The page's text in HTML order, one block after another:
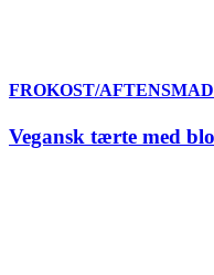
FROKOST/AFTENSMAD
Vegansk tærte med